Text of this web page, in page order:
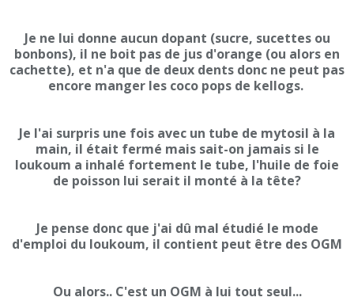
Je ne lui donne aucun dopant (sucre, sucettes ou
bonbons), il ne boit pas de jus d'orange (ou alors en
cachette), et n'a que de deux dents donc ne peut pas
encore manger les coco pops de kellogs.
Je l'ai surpris une fois avec un tube de mytosil à la
main, il était fermé mais sait-on jamais si le
loukoum a inhalé fortement le tube, l'huile de foie
de poisson lui serait il monté à la tête?
Je pense donc que j'ai dû mal étudié le mode
d'emploi du loukoum, il contient peut être des OGM
Ou alors.. C'est un OGM à lui tout seul...